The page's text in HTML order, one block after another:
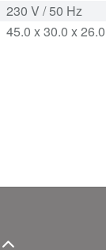
230 V / 50 Hz
45.0 x 30.0 x